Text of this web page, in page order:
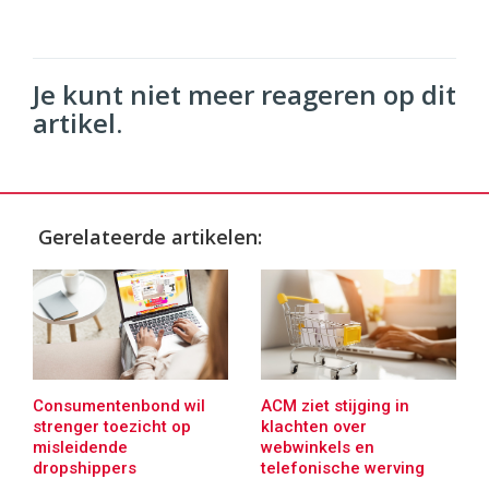
Je kunt niet meer reageren op dit
artikel.
Gerelateerde artikelen:
Consumentenbond wil
strenger toezicht op
misleidende
dropshippers
ACM ziet stijging in
klachten over
webwinkels en
telefonische werving